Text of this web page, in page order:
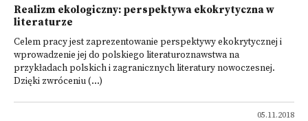
Realizm ekologiczny: perspektywa ekokrytyczna w
literaturze
Celem pracy jest zaprezentowanie perspektywy ekokrytycznej i
wprowadzenie jej do polskiego literaturoznawstwa na
przykładach polskich i zagranicznych literatury nowoczesnej.
Dzięki zwróceniu (...)
05.11.2018